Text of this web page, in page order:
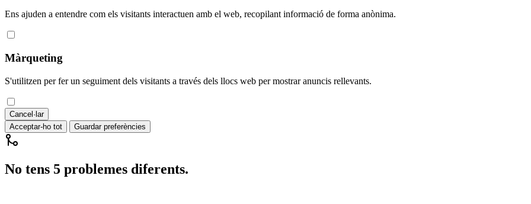
Ens ajuden a entendre com els visitants interactuen amb el web, recopilant informació de forma anònima.
Màrqueting
S'utilitzen per fer un seguiment dels visitants a través dels llocs web per mostrar anuncis rellevants.
Cancel·lar
Acceptar-ho tot
Guardar preferències
No tens 5 problemes diferents.